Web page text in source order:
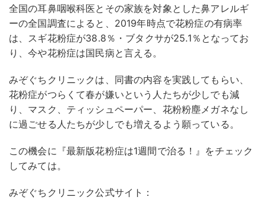
全国の耳鼻咽喉科医とその家族を対象とした鼻アレルギ
ーの全国調査によると、2019年時点で花粉症の有病率
は、スギ花粉症が38.8％・ブタクサが25.1％となってお
り、今や花粉症は国民病と言える。
みぞぐちクリニックは、同書の内容を実践してもらい、
花粉症がつらくて春が嫌いという人たちが少しでも減
り、マスク、ティッシュペーパー、花粉粉塵メガネなし
に過ごせる人たちが少しでも増えるよう願っている。
この機会に『最新版花粉症は1週間で治る！』をチェック
してみては。
みぞぐちクリニック公式サイト：